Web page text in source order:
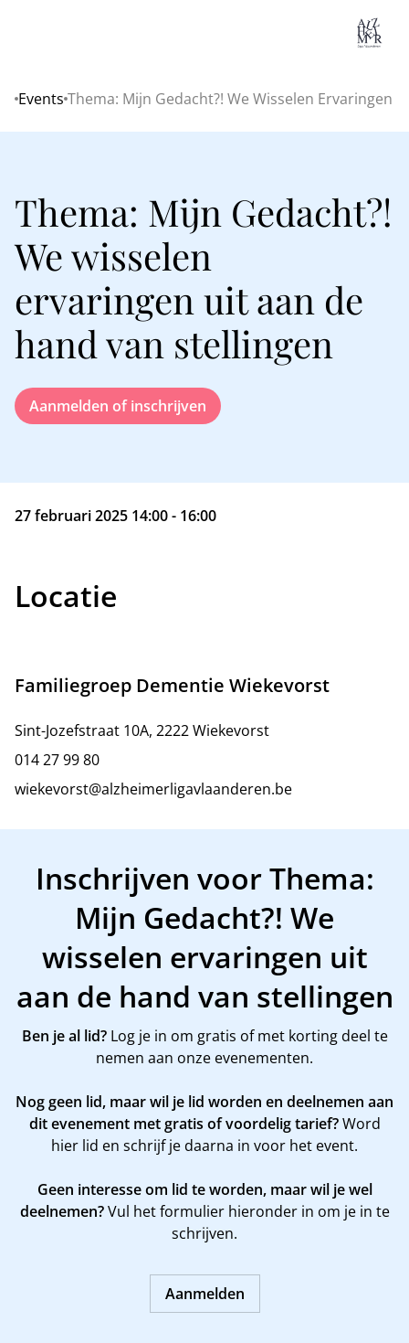
Home
Events Thema: Mijn Gedacht?! We Wisselen Ervaringen
Thema: Mijn Gedacht?!
We wisselen
ervaringen uit aan de
hand van stellingen
Aanmelden of inschrijven
27 februari 2025 14:00 - 16:00
Locatie
Familiegroep Dementie Wiekevorst
Sint-Jozefstraat 10A, 2222 Wiekevorst
014 27 99 80
wiekevorst@alzheimerligavlaanderen.be
Inschrijven voor Thema:
Mijn Gedacht?! We
wisselen ervaringen uit
aan de hand van stellingen
Ben je al lid?Log je in om gratis of met korting deel te
nemen aan onze evenementen.
Nog geen lid, maar wil je lid worden en deelnemen aan
dit evenement met gratis of voordelig tarief?Word
hier lid en schrijf je daarna in voor het event.
Geen interesse om lid te worden, maar wil je wel
deelnemen?Vul het formulier hieronder in om je in te
schrijven.
Aanmelden